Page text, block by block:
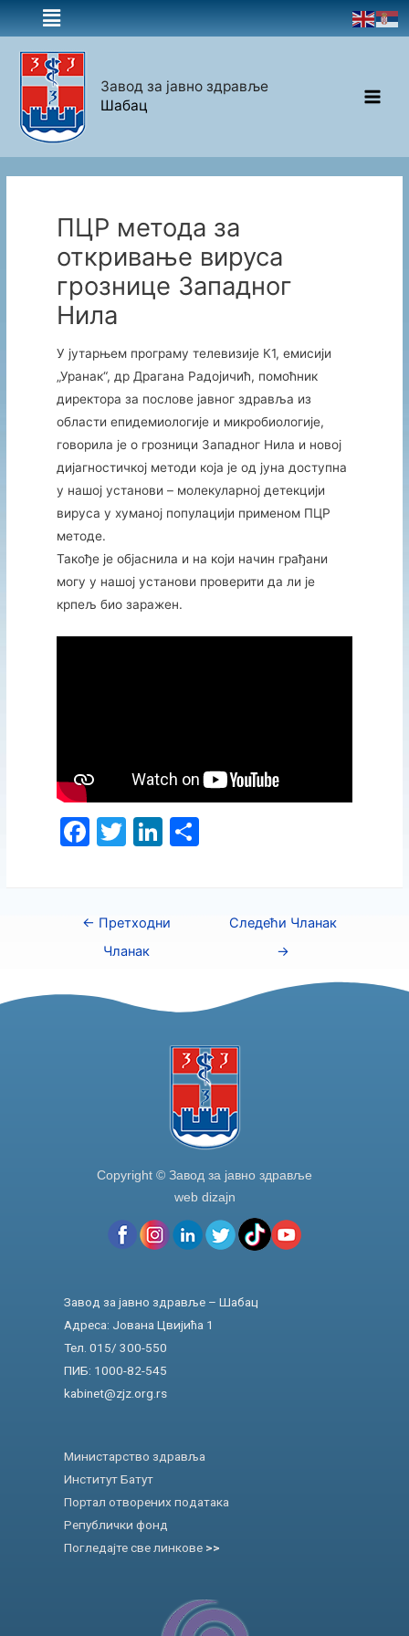
Завод за јавно здравље
Шабац
ПЦР метода за
откривање вируса
грознице Западног
Нила
У јутарњем програму телевизије К1, емисији
„Уранак“, др Драгана Радојичић, помоћник
директора за послове јавног здравља из
области епидемиологије и микробиологије,
говорила је о грозници Западног Нила и новој
дијагностичкој методи која је од јуна доступна
у нашој установи – молекуларној детекцији
вируса у хуманој популацији применом ПЦР
методе.
Такође је објаснила и на који начин грађани
могу у нашој установи проверити да ли је
крпељ био заражен.
F
e
b
o
T
er
Li
e
S
← Претходни
Чланак
Следећи Чланак
→
Copyright © Завод за јавно здравље
web dizajn
Завод за јавно здравље – Шабац
Адреса: Јована Цвијића 1
Тел. 015/ 300-550
ПИБ: 1000-82-545
kabinet@zjz.org.rs
Министарство здравља
Институт Батут
Портал отворених података
Републички фонд
Погледајте све линкове >>